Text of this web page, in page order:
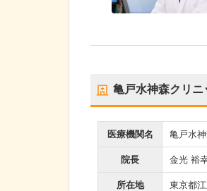
亀戸水神森クリニ
医療機関名 亀戸水
院長 金光 裕
所在地 東京都